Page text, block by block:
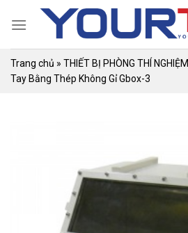
Trang chủ » THIẾT BỊ PHÒNG THÍ NGHIỆM
Tay Bằng Thép Không Gỉ Gbox-3